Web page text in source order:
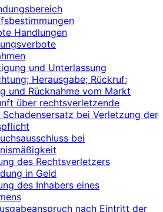
Handlungen
und Unterlassung
Herausgabe; Rückruf;
und Rücknahme vom Markt
über rechtsverletzende
Schadensersatz bei Verletzung der
bei
des Rechtsverletzers
in Geld
des Inhabers eines
nach Eintritt der